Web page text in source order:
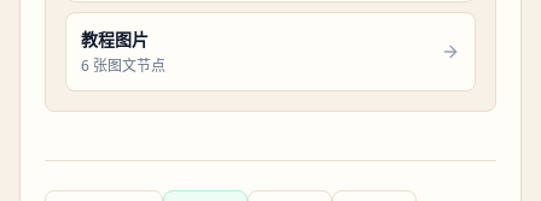
教程图片
6 张图文节点